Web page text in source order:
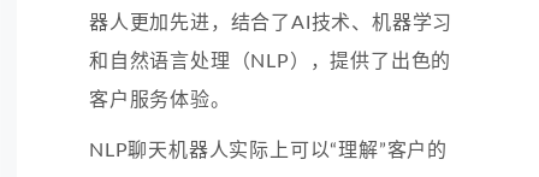
器人更加先进，结合了AI技术、机器学习
和自然语言处理（NLP），提供了出色的
客户服务体验。
NLP聊天机器人实际上可以“理解”客户的